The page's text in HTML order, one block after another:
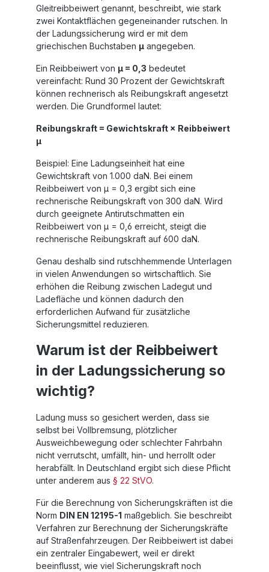
Gleitreibbeiwert genannt, beschreibt, wie stark
zwei Kontaktflächen gegeneinander rutschen. In
der Ladungssicherung wird er mit dem
griechischen Buchstaben µ angegeben.
Ein Reibbeiwert von µ = 0,3 bedeutet
vereinfacht: Rund 30 Prozent der Gewichtskraft
können rechnerisch als Reibungskraft angesetzt
werden. Die Grundformel lautet:
Reibungskraft = Gewichtskraft × Reibbeiwert
µ
Beispiel: Eine Ladungseinheit hat eine
Gewichtskraft von 1.000 daN. Bei einem
Reibbeiwert von µ = 0,3 ergibt sich eine
rechnerische Reibungskraft von 300 daN. Wird
durch geeignete Antirutschmatten ein
Reibbeiwert von µ = 0,6 erreicht, steigt die
rechnerische Reibungskraft auf 600 daN.
Genau deshalb sind rutschhemmende Unterlagen
in vielen Anwendungen so wirtschaftlich. Sie
erhöhen die Reibung zwischen Ladegut und
Ladefläche und können dadurch den
erforderlichen Aufwand für zusätzliche
Sicherungsmittel reduzieren.
Warum ist der Reibbeiwert
in der Ladungssicherung so
wichtig?
Ladung muss so gesichert werden, dass sie
selbst bei Vollbremsung, plötzlicher
Ausweichbewegung oder schlechter Fahrbahn
nicht verrutscht, umfällt, hin- und herrollt oder
herabfällt. In Deutschland ergibt sich diese Pflicht
unter anderem aus § 22 StVO.
Für die Berechnung von Sicherungskräften ist die
Norm DIN EN 12195-1 maßgeblich. Sie beschreibt
Verfahren zur Berechnung der Sicherungskräfte
auf Straßenfahrzeugen. Der Reibbeiwert ist dabei
ein zentraler Eingabewert, weil er direkt
beeinflusst, wie viel Sicherungskraft noch